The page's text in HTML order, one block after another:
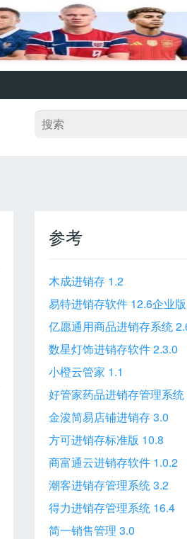
参考
木成进销存 1.2
易特进销存软件 12.6企业版
亿愿通用商品进销存系统
数星灯饰进销存软件 2.3.0
小橙云管家 1.1
好管家药品进销存管理系统
金浚简易店铺进销存 3.0
方可进销存标准版 10.8
商富通云进销存软件 1.0.2
潮客进销存管理系统 3.2
得力进销存管理系统 16.4
简一销售管理 3.0